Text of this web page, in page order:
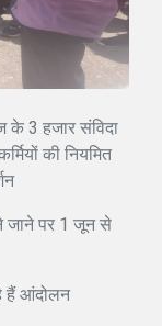
के 3 हजार संविदा
की नियमित
जाने पर 1 जून से
हैं आंदोलन